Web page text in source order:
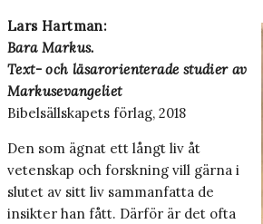
Lars Hartman:
Bara Markus.
Text- och läsarorienterade studier av
Markusevangeliet
Bibelsällskapets förlag, 2018
Den som ägnat ett långt liv åt
vetenskap och forskning vill gärna i
slutet av sitt liv sammanfatta de
insikter han fått. Därför är det ofta